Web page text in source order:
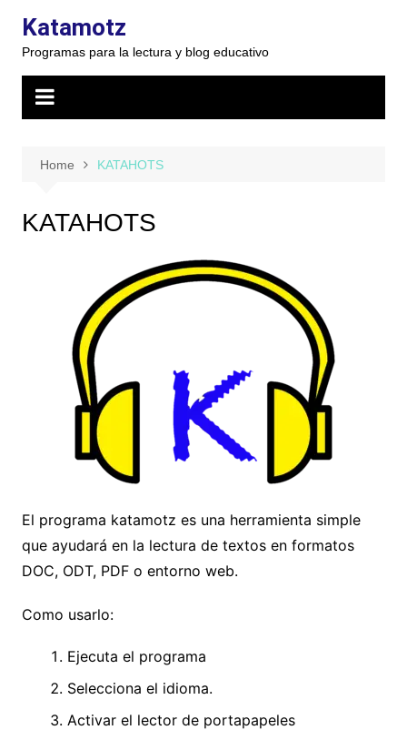
content
Katamotz
Programas para la lectura y blog educativo
Home KATAHOTS
KATAHOTS
El programa katamotz es una herramienta simple
que ayudará en la lectura de textos en formatos
DOC, ODT, PDF o entorno web.
Como usarlo:
Ejecuta el programa
Selecciona el idioma.
Activar el lector de portapapeles